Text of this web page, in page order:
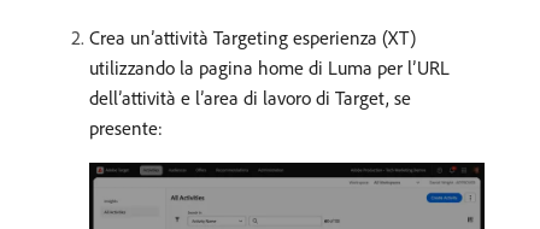
Crea un’attività Targeting esperienza (XT)
utilizzando la pagina home di Luma per l’URL
dell’attività e l’area di lavoro di Target, se
presente: